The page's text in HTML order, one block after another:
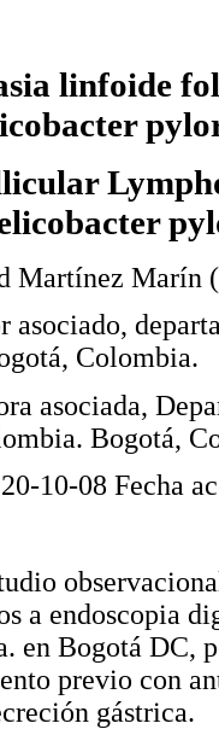
linfoide
Martínez Marín
asociado,
Colombia.
asociada,
Bogotá,
10-08 Fecha
a endoscopia
en Bogotá DC,
previo con
gástrica.